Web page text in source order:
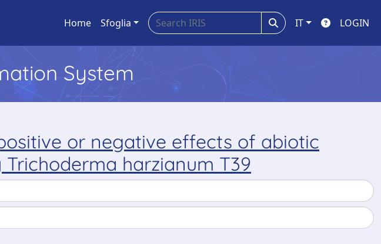
Home Sfoglia IT LOGIN
System
or negative effects of abiotic
harzianum T39